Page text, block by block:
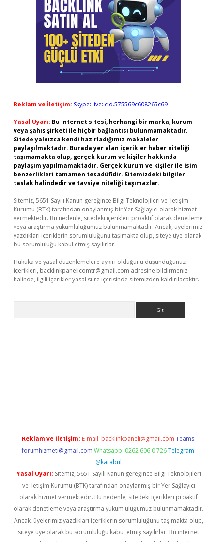
Reklam ve İletişim: Skype: live:.cid.575569c608265c69
Yasal Uyarı: Bu internet sitesi, herhangi bir marka, kurum
veya şahıs şirketi ile hiçbir bağlantısı bulunmamaktadır.
Sitede yalnızca kendi hazırladığımız makaleler
paylaşılmaktadır. Burada yer alan içerikler haber niteliği
taşımamakta olup, gerçek kurum ve kişiler hakkında
paylaşım yapılmamaktadır. Gerçek kurum ve kişiler ile isim
benzerlikleri tamamen tesadüfidir. Sitemizdeki bilgiler
taslak halindedir ve tavsiye niteliği taşımazlar.
Sitemiz, 5651 Sayılı Kanun gereğince Bilgi Teknolojileri ve İletişim
Kurumu (BTK) tarafından onaylanmış bir Yer Sağlayıcı olarak hizmet
vermektedir. Bu nedenle, sitedeki içerikleri proaktif olarak denetleme
veya araştırma yükümlülüğümüz bulunmamaktadır. Ancak, üyelerimiz
yazdıkları içeriklerin sorumluluğunu taşımakta olup, siteye üye olarak
bu sorumluluğu kabul etmiş sayılırlar.
Hukuka ve yasal düzenlemelere aykırı olduğunu düşündüğünüz
içerikleri, backlinkpanelicomtr@gmail.com adresine bildirmeniz
halinde, ilgili içerikler yasal süre içerisinde sitemizden kaldırılacaktır.
Reklam ve İletişim: E-mail: backlinkpaneli@gmail.com Teams:
forumhizmeti@gmail.com Whatsapp: 0262 606 0 726 Telegram:
@karabul
Yasal Uyarı: Sitemiz, 5651 Sayılı Kanun gereğince Bilgi Teknolojileri
ve İletişim Kurumu (BTK) tarafından onaylanmış bir Yer Sağlayıcı
olarak hizmet vermektedir. Bu nedenle, sitedeki içerikleri proaktif
olarak denetleme veya araştırma yükümlülüğümüz bulunmamaktadır.
Ancak, üyelerimiz yazdıkları içeriklerin sorumluluğunu taşımakta olup,
siteye üye olarak bu sorumluluğu kabul etmiş sayılırlar. Bu internet